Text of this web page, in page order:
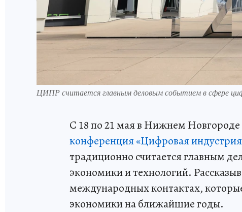
ЦИПР считается главным деловым событием в сфере
С 18 по 21 мая в Нижнем
конференция «Цифровая
традиционно считается главным
экономики и технологий.
международных контактах,
экономики на ближайшие годы.